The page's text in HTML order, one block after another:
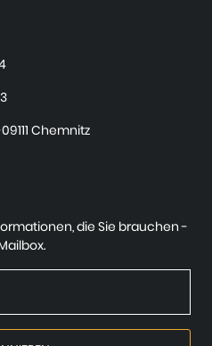
Chemnitz
die Sie brauchen -